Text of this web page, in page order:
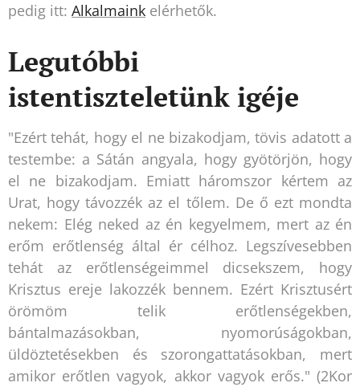
pedig itt: Alkalmaink elérhetők.
Legutóbbi
istentiszteletünk igéje
"Ezért tehát, hogy el ne bizakodjam, tövis adatott a
testembe: a Sátán angyala, hogy gyötörjön, hogy
el ne bizakodjam. Emiatt háromszor kértem az
Urat, hogy távozzék az el tőlem. De ő ezt mondta
nekem: Elég neked az én kegyelmem, mert az én
erőm erőtlenség által ér célhoz. Legszívesebben
tehát az erőtlenségeimmel dicsekszem, hogy
Krisztus ereje lakozzék bennem. Ezért Krisztusért
örömöm telik erőtlenségekben,
bántalmazásokban, nyomorúságokban,
üldöztetésekben és szorongattatásokban, mert
amikor erőtlen vagyok, akkor vagyok erős." (2Kor